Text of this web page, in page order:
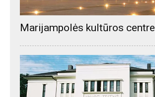
Marijampolės kultūros centre